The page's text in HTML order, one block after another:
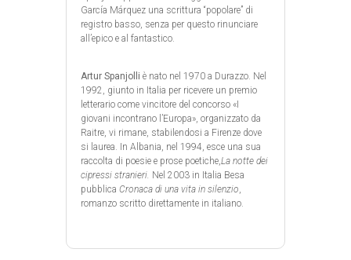
García Márquez una scrittura “popolare” di
registro basso, senza per questo rinunciare
all’epico e al fantastico.
Artur Spanjolli è nato nel 1970 a Durazzo. Nel
1992, giunto in Italia per ricevere un premio
letterario come vincitore del concorso «I
giovani incontrano l’Europa», organizzato da
Raitre, vi rimane, stabilendosi a Firenze dove
si laurea. In Albania, nel 1994, esce una sua
raccolta di poesie e prose poetiche,La notte dei
cipressi stranieri. Nel 2003 in Italia Besa
pubblica Cronaca di una vita in silenzio,
romanzo scritto direttamente in italiano.